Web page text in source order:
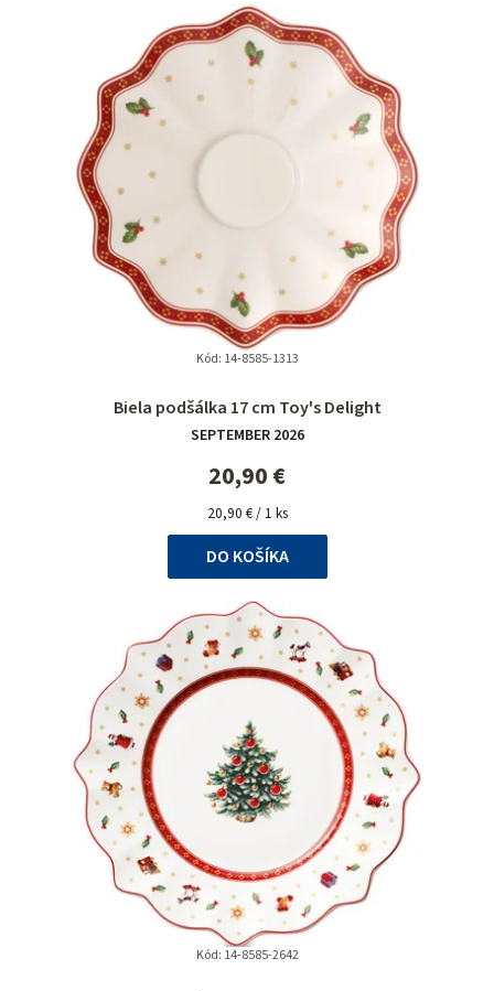
Biela podšálka 17 cm Toy's Delight
hodnotenie
produktu
je
5,0
z
5
hviezdičiek.
SEPTEMBER 2026
20,90 €
Jednotková
cena:
20,90 € / 1 ks
DO KOŠÍKA
Kód: 14-8585-1313
Kód: 14-8585-2642